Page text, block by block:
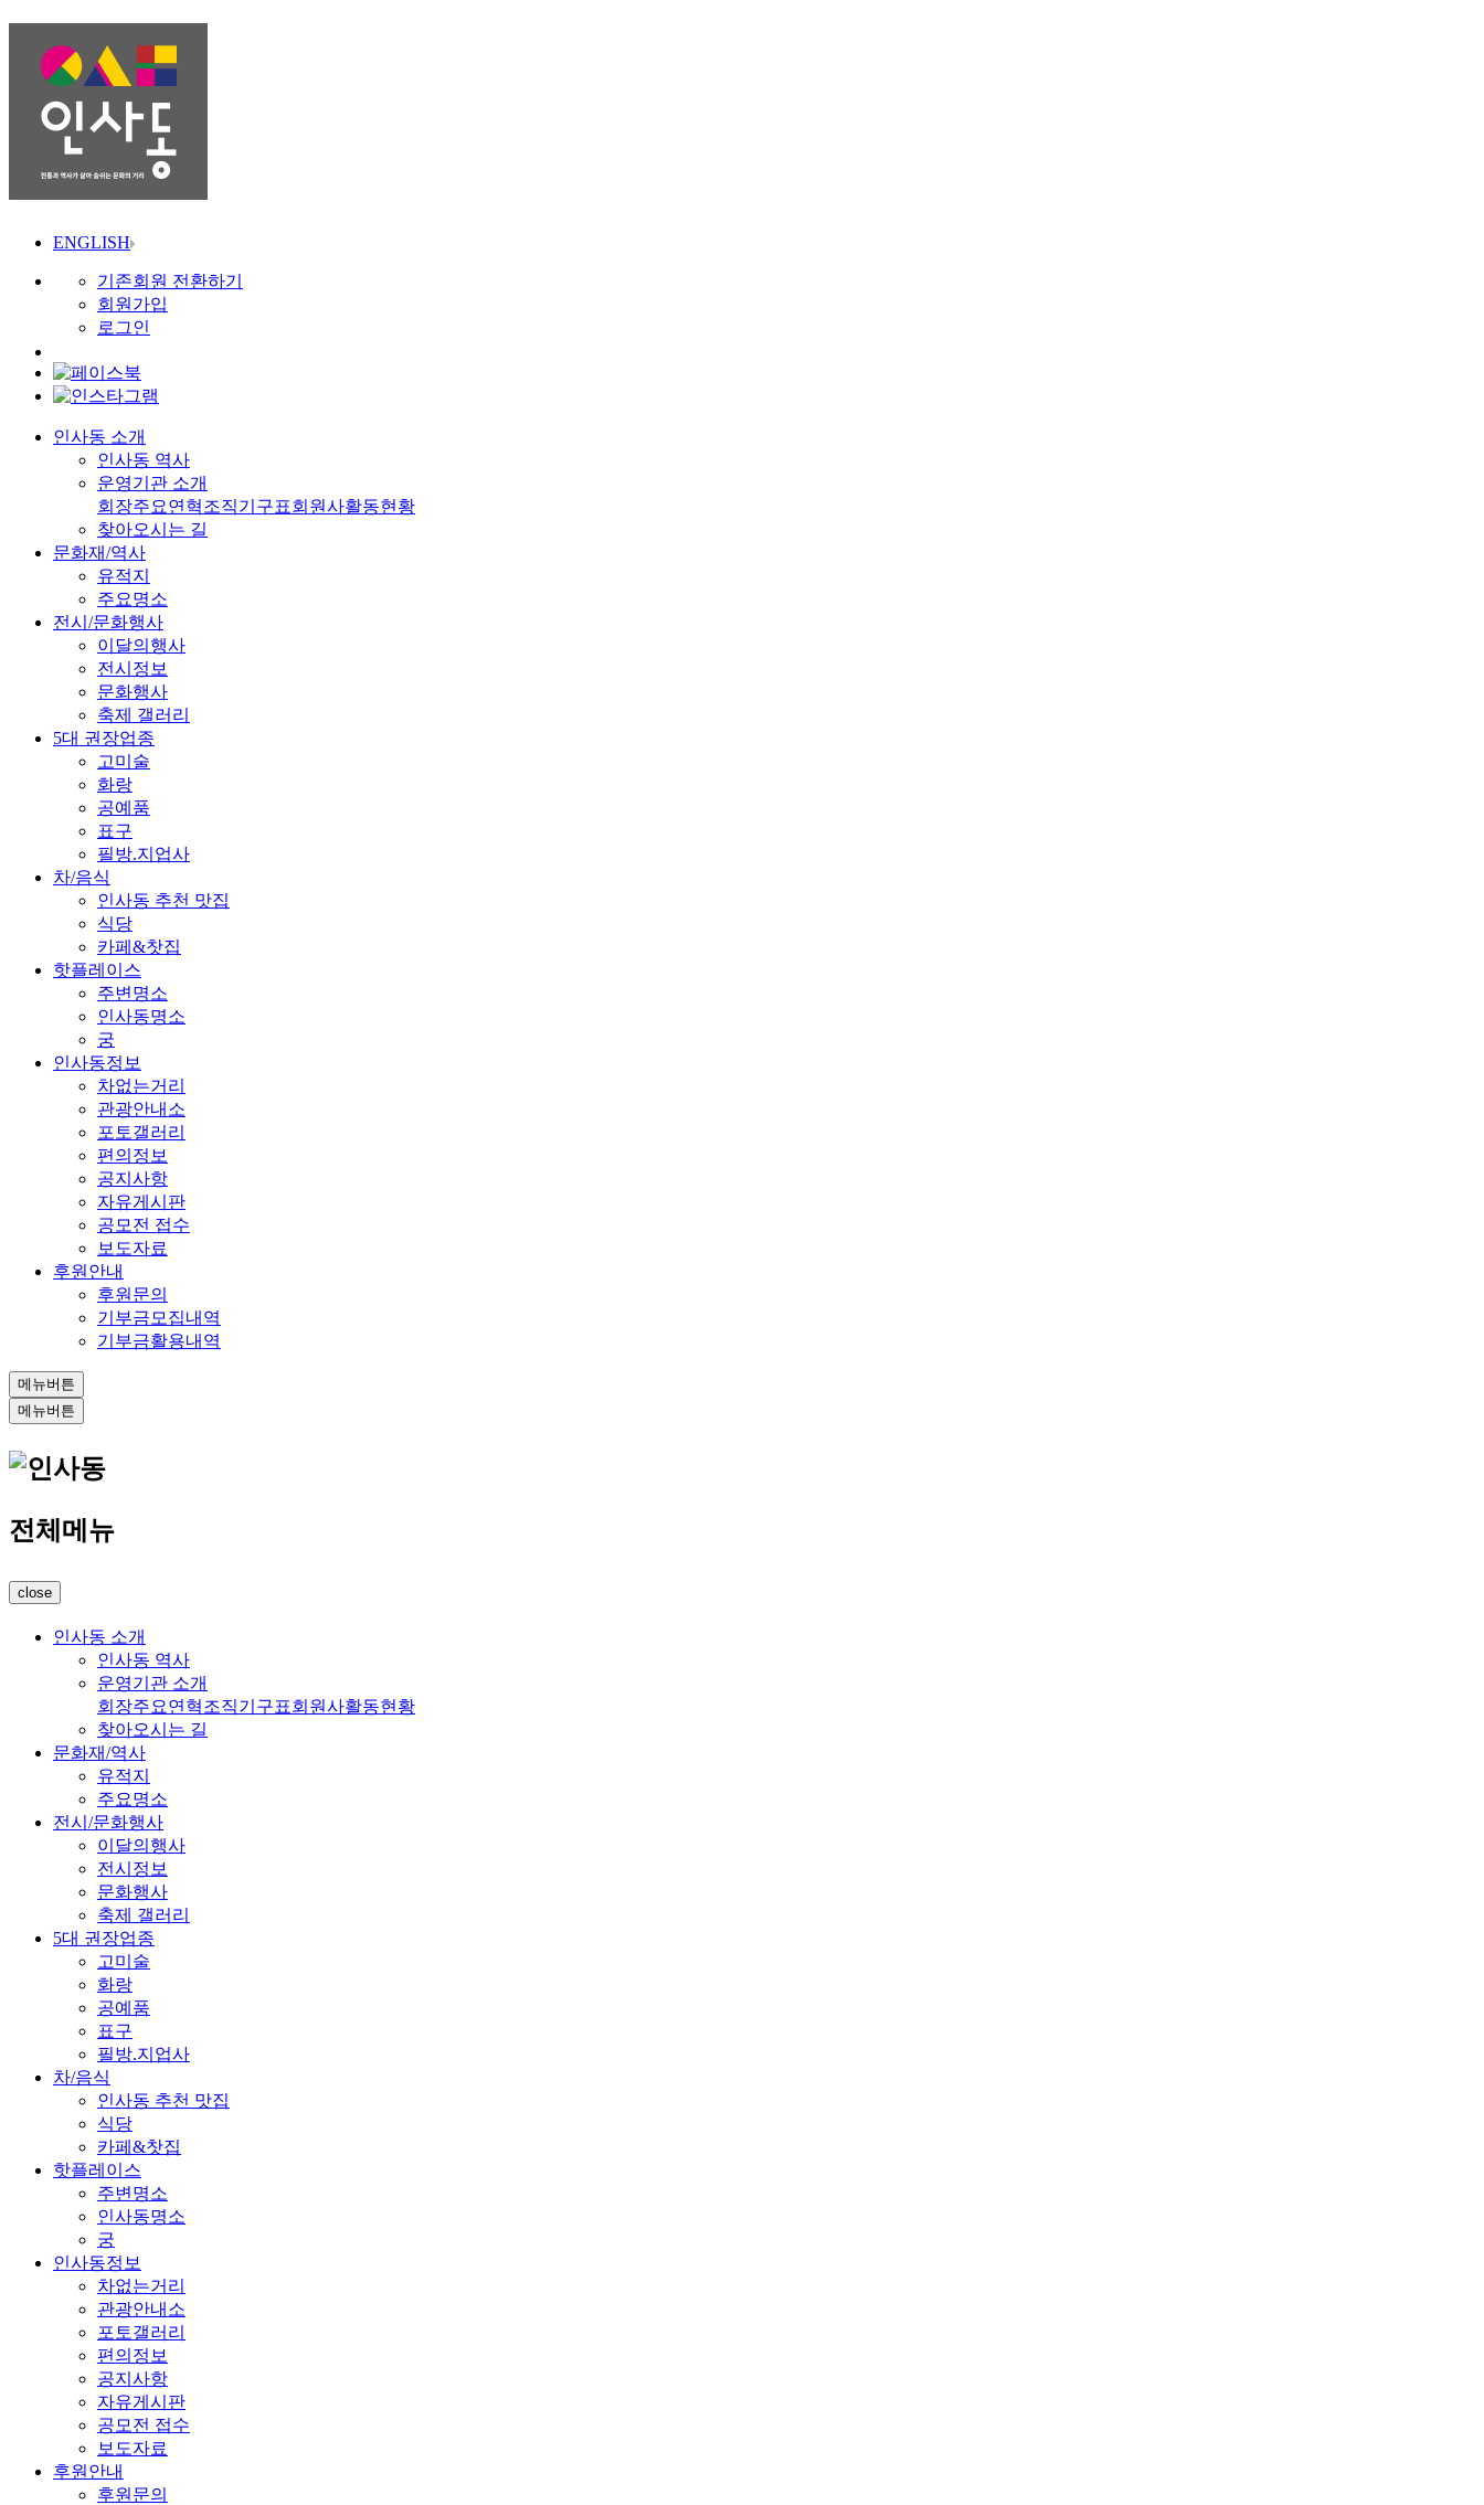
ENGLISH
기존회원 전환하기
회원가입
로그인
인사동 소개
인사동 역사
운영기관 소개
회장주요연혁조직기구표회원사활동현황
찾아오시는 길
문화재/역사
유적지
주요명소
전시/문화행사
이달의행사
전시정보
문화행사
축제 갤러리
5대 권장업종
고미술
화랑
공예품
표구
필방.지업사
차/음식
인사동 추천 맛집
식당
카페&찻집
핫플레이스
주변명소
인사동명소
궁
인사동정보
차없는거리
관광안내소
포토갤러리
편의정보
공지사항
자유게시판
공모전 접수
보도자료
후원안내
후원문의
기부금모집내역
기부금활용내역
메뉴버튼
메뉴버튼
전체메뉴
close
인사동 소개
인사동 역사
운영기관 소개
회장주요연혁조직기구표회원사활동현황
찾아오시는 길
문화재/역사
유적지
주요명소
전시/문화행사
이달의행사
전시정보
문화행사
축제 갤러리
5대 권장업종
고미술
화랑
공예품
표구
필방.지업사
차/음식
인사동 추천 맛집
식당
카페&찻집
핫플레이스
주변명소
인사동명소
궁
인사동정보
차없는거리
관광안내소
포토갤러리
편의정보
공지사항
자유게시판
공모전 접수
보도자료
후원안내
후원문의